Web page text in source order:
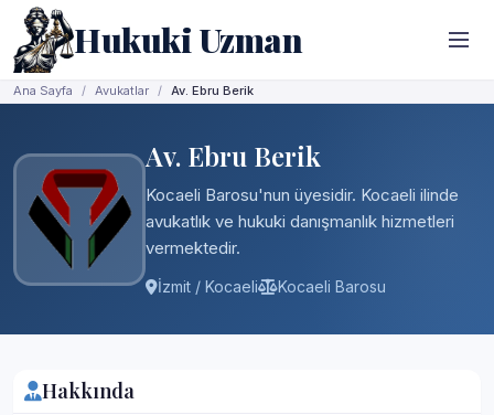
Hukuki Uzman
Ana Sayfa Avukatlar Av. Ebru Berik
Av. Ebru Berik
Kocaeli Barosu'nun üyesidir. Kocaeli ilinde
avukatlık ve hukuki danışmanlık hizmetleri
vermektedir.
İzmit / Kocaeli Kocaeli Barosu
Hakkında